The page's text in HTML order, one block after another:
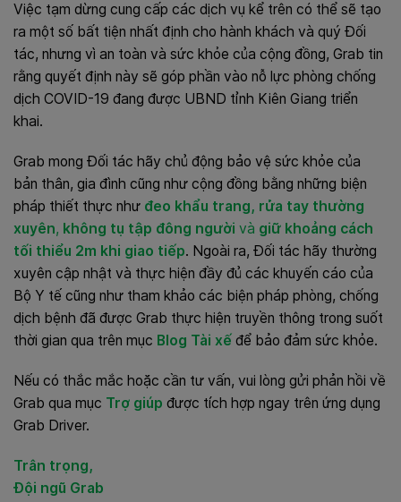
Việc tạm dừng cung cấp các dịch vụ kể trên có thể sẽ tạo
ra một số bất tiện nhất định cho hành khách và quý Đối
tác, nhưng vì an toàn và sức khỏe của cộng đồng, Grab tin
rằng quyết định này sẽ góp phần vào nỗ lực phòng chống
dịch COVID-19 đang được UBND tỉnh Kiên Giang triển
khai.
Grab mong Đối tác hãy chủ động bảo vệ sức khỏe của
bản thân, gia đình cũng như cộng đồng bằng những biện
pháp thiết thực như đeo khẩu trang, rửa tay thường
xuyên, không tụ tập đông người và giữ khoảng cách
tối thiểu 2m khi giao tiếp. Ngoài ra, Đối tác hãy thường
xuyên cập nhật và thực hiện đầy đủ các khuyến cáo của
Bộ Y tế cũng như tham khảo các biện pháp phòng, chống
dịch bệnh đã được Grab thực hiện truyền thông trong suốt
thời gian qua trên mục Blog Tài xế để bảo đảm sức khỏe.
Nếu có thắc mắc hoặc cần tư vấn, vui lòng gửi phản hồi về
Grab qua mục Trợ giúp được tích hợp ngay trên ứng dụng
Grab Driver.
Trân trọng,
Đội ngũ Grab